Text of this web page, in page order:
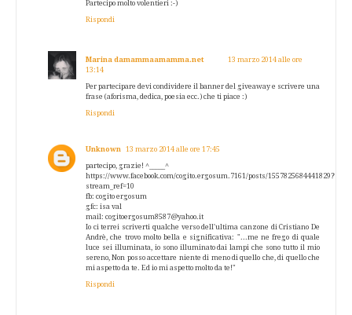
Partecipo molto volentieri :-)
Rispondi
Marina damammaamamma.net
13 marzo 2014 alle ore
13:14
Per partecipare devi condividere il banner del giveaway e scrivere una
frase (aforisma, dedica, poesia ecc.) che ti piace :)
Rispondi
Unknown 13 marzo 2014 alle ore 17:45
partecipo, grazie! ^_____^
https://www.facebook.com/cogito.ergosum.7161/posts/1557825684441829?
stream_ref=10
fb: cogito ergosum
gfc: isa val
mail: cogitoergosum8587@yahoo.it
Io ci terrei scriverti qualche verso dell'ultima canzone di Cristiano De
Andrè, che trovo molto bella e significativa: "...me ne frego di quale
luce sei illuminata, io sono illuminato dai lampi che sono tutto il mio
sereno, Non posso accettare niente di meno di quello che, di quello che
mi aspetto da te. Ed io mi aspetto molto da te!"
Rispondi